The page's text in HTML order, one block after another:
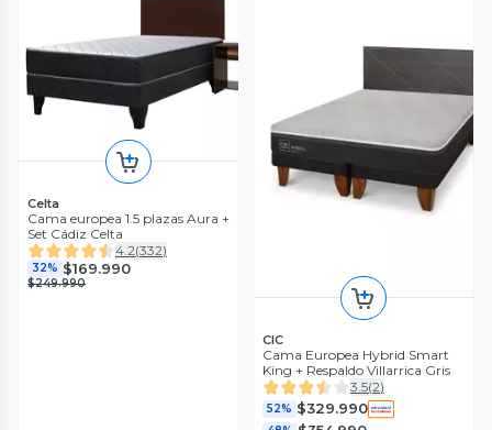
Celta
Cama europea 1.5 plazas Aura +
Set Cádiz Celta
4.2(332)
32% $169.990
$249.990
CIC
Cama Europea Hybrid Smart
King + Respaldo Villarrica Gris
3.5(2)
52% $329.990